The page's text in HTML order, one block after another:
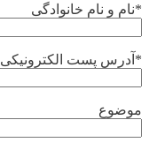
*نام و نام خانوادگی
*آدرس پست الکترونیکی
موضوع